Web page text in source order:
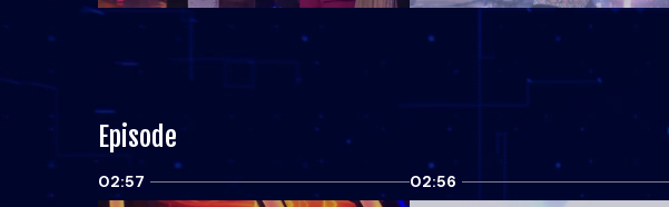
Episode
02:57 02:56